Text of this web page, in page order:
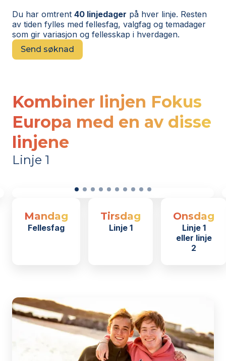
Du har omtrent 40 linjedager på hver linje. Resten
av tiden fylles med fellesfag, valgfag og temadager
som gir variasjon og fellesskap i hverdagen.
Send søknad
Kombiner linjen Fokus
Europa med en av disse
linjene
Linje 1
i Europa på
Interrail – fra
Fokus
Europa
Mandag
Fellesfag
Tirsdag
Linje 1
Onsdag
Linje 1
eller linje
2